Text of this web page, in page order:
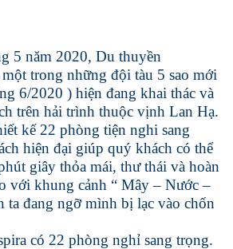
5 năm 2020, Du thuyền
trong những đội tàu 5 sao mới
6/2020 ) hiện đang khai thác và
trên hải trình thuộc vịnh Lan Hạ.
kế 22 phòng tiện nghi sang
hiện đại giúp quý khách có thể
giây thỏa mái, thư thái và hoàn
với khung cảnh “ Mây – Nước –
ta đang ngỡ mình bị lạc vào chốn
có 22 phòng nghỉ sang trọng.